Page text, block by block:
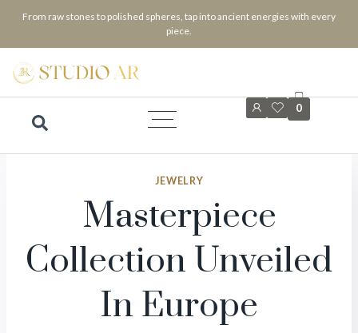
From raw stones to polished spheres, tap into ancient energies with every
piece.
0
JEWELRY
Masterpiece
Collection Unveiled
In Europe